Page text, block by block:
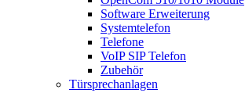
Software Erweiterung
Systemtelefon
Telefone
VoIP SIP Telefon
Zubehör
Türsprechanlagen